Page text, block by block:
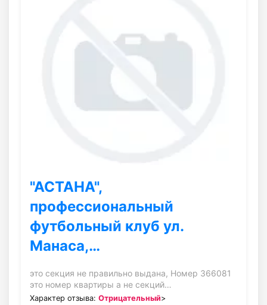
"АСТАНА",
профессиональный
футбольный клуб ул.
Манаса,…
это секция не правильно выдана, Номер 366081
это номер квартиры а не секций…
Характер отзыва: Отрицательный>